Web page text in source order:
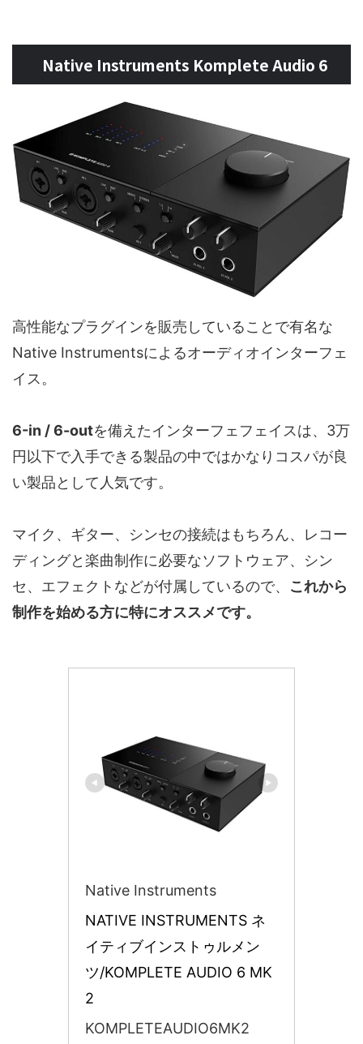
Native Instruments Komplete Audio 6
高性能なプラグインを販売していることで有名な
Native Instrumentsによるオーディオインターフェ
イス。
6-in / 6-outを備えたインターフェフェイスは、3万
円以下で入手できる製品の中ではかなりコスパが良
い製品として人気です。
マイク、ギター、シンセの接続はもちろん、レコー
ディングと楽曲制作に必要なソフトウェア、シン
セ、エフェクトなどが付属しているので、 これから
制作を始める方に特にオススメです。
Native Instruments
NATIVE INSTRUMENTS ネ
イティブインストゥルメン
ツ/KOMPLETE AUDIO 6 MK
2
KOMPLETEAUDIO6MK2